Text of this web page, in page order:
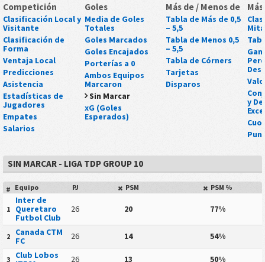
Competición
Clasificación Local y
Visitante
Clasificación de
Forma
Ventaja Local
Predicciones
Asistencia
Estadísticas de
Jugadores
Empates
Salarios
Goles
Media de Goles
Totales
Goles Marcados
Goles Encajados
Porterías a 0
Ambos Equipos
Marcaron
Sin Marcar
xG (Goles
Esperados)
Más de / Menos de
Tabla de Más de 0,5
– 5,5
Tabla de Menos 0,5
– 5,5
Tabla de Córners
Tarjetas
Disparos
Más
y
SIN MARCAR - LIGA TDP GROUP 10
# Equipo PJ PSM PSM %
1
Inter de
Queretaro
Futbol Club
26 20 77%
2
Canada CTM
FC
26 14 54%
3
Club Lobos
26 13 50%